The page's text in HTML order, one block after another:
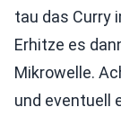
tau das Curry
Erhitze es
Mikrowelle.
und eventuell